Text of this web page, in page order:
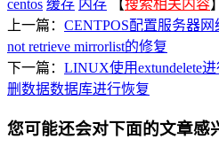
centos 缓存 内存 【搜索相关内容
上一篇： CENTPOS配置服务器
not retrieve mirrorlist的修复
下一篇： LINUX使用extundelete
删数据数据库进行恢复
您可能还会对下面的文章感